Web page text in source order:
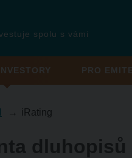
spolu s vámi
PRO
iRating
dluhopisů